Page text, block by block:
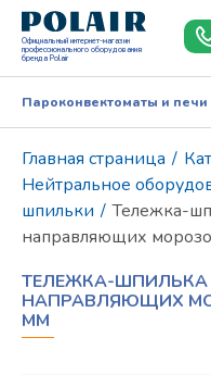
Официальный интернет-магазин
профессионального оборудования
бренда Polair
Пароконвектоматы и печи
Главная страница /
Нейтральное
шпильки / Тележка-
направляющих
ТЕЛЕЖКА-
НАПРАВЛЯЮЩИХ
ММ